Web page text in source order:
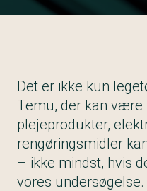
Det er ikke kun
Temu, der kan være
plejeprodukter,
rengøringsmidler
– ikke mindst, hvis
vores undersøgelse.